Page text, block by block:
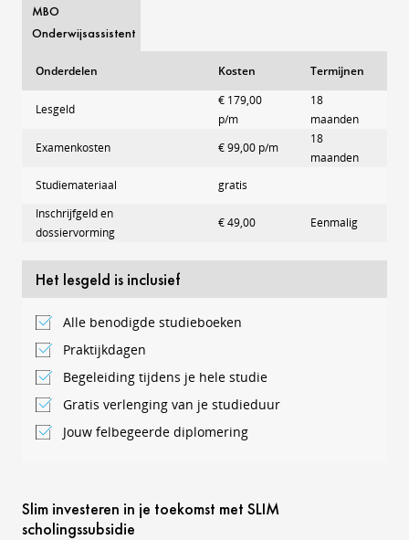
MBO
Onderwijsassistent
Onderdelen Kosten Termijnen
Lesgeld
€ 179,00
p/m
18
maanden
Examenkosten
€ 99,00 p/m
18
maanden
Studiemateriaal
gratis
Inschrijfgeld en
dossiervorming
€ 49,00 Eenmalig
Het lesgeld is inclusief
Alle benodigde studieboeken
Praktijkdagen
Begeleiding tijdens je hele studie
Gratis verlenging van je studieduur
Jouw felbegeerde diplomering
Slim investeren in je toekomst met SLIM
scholingssubsidie